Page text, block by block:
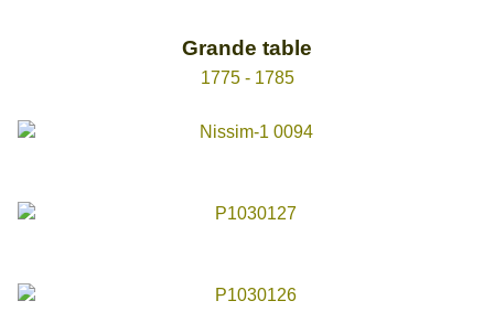
Grande table
1775 - 1785